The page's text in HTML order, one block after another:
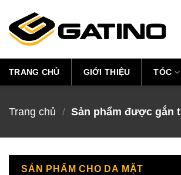
content
TRANG CHỦ GIỚI THIỆU TÓC
Trang chủ / Sản phẩm được gắn
SẢN PHẨM CHO DA MẶT